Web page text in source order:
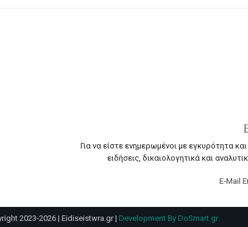
Για να είστε ενημερωμένοι με εγκυρότητα
ειδήσεις, δικαιολογητικά και
E-Mail
2023-2026 | Eidiseistwra.gr | Development By DoSmart.gr